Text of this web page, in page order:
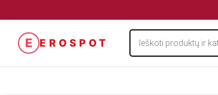
E EROSPOT
Products
search